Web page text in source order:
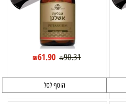
₪90.31
₪61.90
הוסף לסל